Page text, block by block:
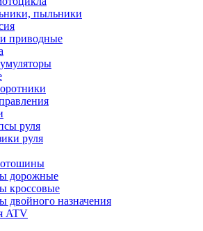
пыльники
приводные
руля
руля
дорожные
кроссовые
назначения
ATV